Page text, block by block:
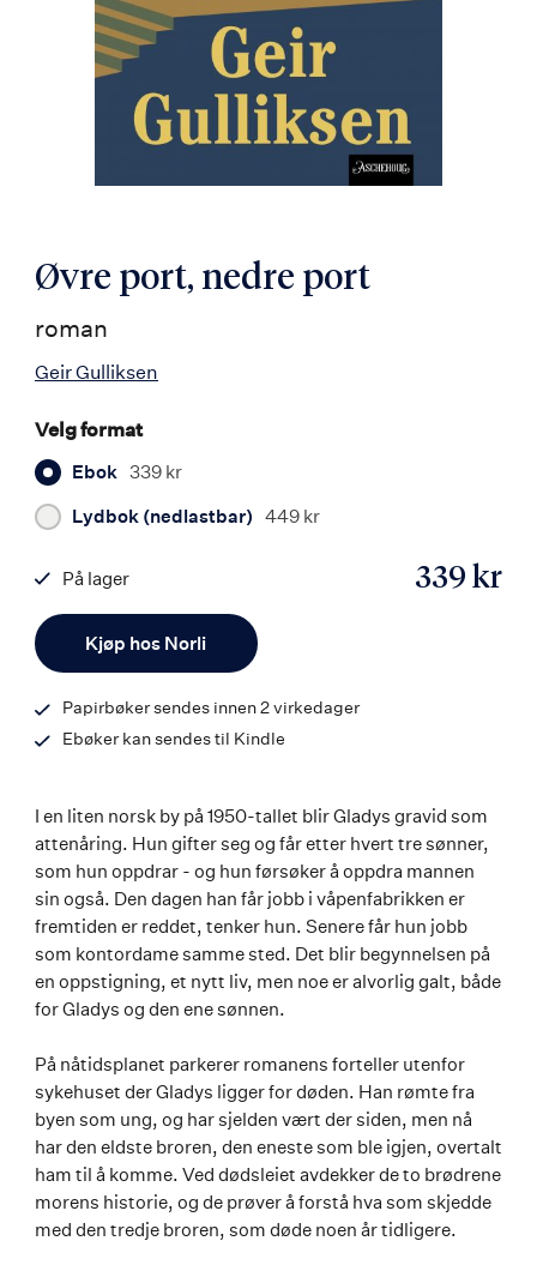
Øvre port, nedre port
roman
Geir Gulliksen
Velg format
Ebok 339 kr
Lydbok (nedlastbar) 449 kr
Kjøp hos Norli
339 kr
På lager
9788203398346
Papirbøker sendes innen 2 virkedager
Ebøker kan sendes til Kindle
I en liten norsk by på 1950-tallet blir Gladys gravid som
attenåring. Hun gifter seg og får etter hvert tre sønner,
som hun oppdrar - og hun førsøker å oppdra mannen
sin også. Den dagen han får jobb i våpenfabrikken er
fremtiden er reddet, tenker hun. Senere får hun jobb
som kontordame samme sted. Det blir begynnelsen på
en oppstigning, et nytt liv, men noe er alvorlig galt, både
for Gladys og den ene sønnen.
På nåtidsplanet parkerer romanens forteller utenfor
sykehuset der Gladys ligger for døden. Han rømte fra
byen som ung, og har sjelden vært der siden, men nå
har den eldste broren, den eneste som ble igjen, overtalt
ham til å komme. Ved dødsleiet avdekker de to brødrene
morens historie, og de prøver å forstå hva som skjedde
med den tredje broren, som døde noen år tidligere.